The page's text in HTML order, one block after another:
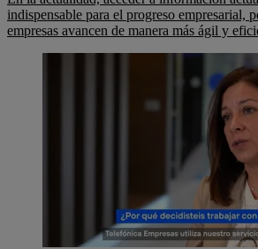
indispensable para el progreso empresarial,
empresas avancen de manera más ágil y